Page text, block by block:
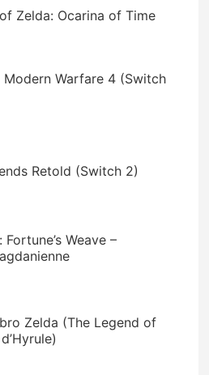
Zelda: Ocarina of Time
Warfare 4 (Switch
Retold (Switch 2)
Weave –
Zelda (The Legend of